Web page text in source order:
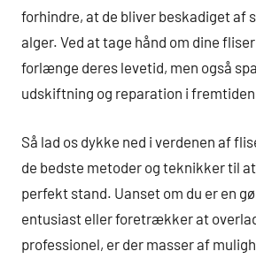
forhindre, at de bliver beskadiget af
alger. Ved at tage hånd om dine
forlænge deres levetid, men også
udskiftning og reparation i
Så lad os dykke ned i verdenen af
de bedste metoder og teknikker til
perfekt stand. Uanset om du er en
entusiast eller foretrækker at
professionel, er der masser af